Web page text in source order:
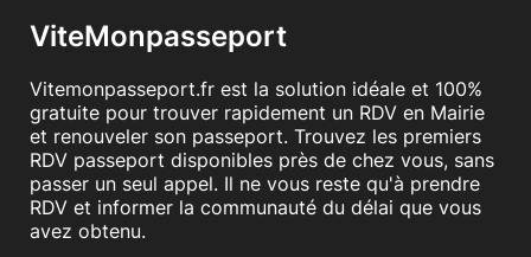
ViteMonpasseport
Vitemonpasseport.fr est la solution idéale et 100%
gratuite pour trouver rapidement un RDV en Mairie
et renouveler son passeport. Trouvez les premiers
RDV passeport disponibles près de chez vous, sans
passer un seul appel. Il ne vous reste qu'à prendre
RDV et informer la communauté du délai que vous
avez obtenu.